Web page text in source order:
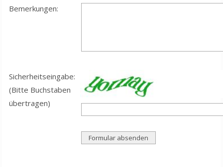
Bemerkungen:
Sicherheitseingabe:
(Bitte Buchstaben
übertragen)